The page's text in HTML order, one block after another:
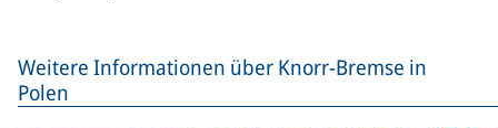
Weitere Informationen über Knorr-Bremse in
Polen